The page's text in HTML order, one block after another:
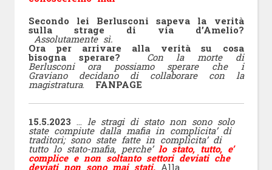
Secondo lei Berlusconi sapeva la verità
sulla strage di via d’Amelio?
Assolutamente sì.
Ora per arrivare alla verità su cosa
bisogna sperare? Con la morte di
Berlusconi ora possiamo sperare che i
Graviano decidano di collaborare con la
magistratura. FANPAGE
15.5.2023 … le stragi di stato non sono solo
state compiute dalla mafia in complicita’ di
traditori; sono state fatte in complicita’ di
tutto lo stato-mafia, perche’ lo stato, tutto, e’
complice e non soltanto settori deviati che
deviati non sono mai stati. Alla